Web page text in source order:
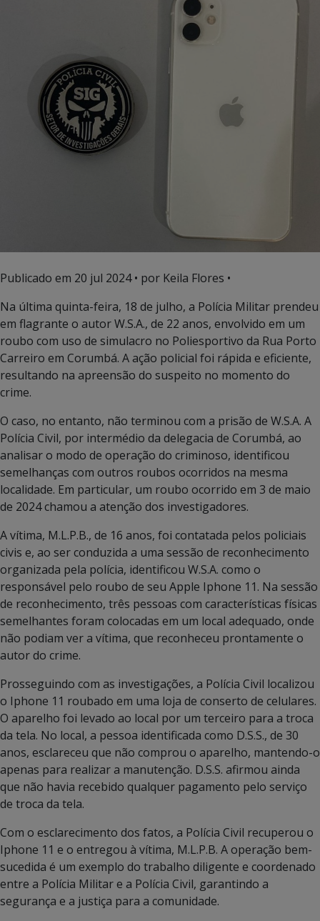
Publicado em 20 jul 2024• por Keila Flores •
Na última quinta-feira, 18 de julho, a Polícia Militar prendeu
em flagrante o autor W.S.A., de 22 anos, envolvido em um
roubo com uso de simulacro no Poliesportivo da Rua Porto
Carreiro em Corumbá. A ação policial foi rápida e eficiente,
resultando na apreensão do suspeito no momento do
crime.
O caso, no entanto, não terminou com a prisão de W.S.A. A
Polícia Civil, por intermédio da delegacia de Corumbá, ao
analisar o modo de operação do criminoso, identificou
semelhanças com outros roubos ocorridos na mesma
localidade. Em particular, um roubo ocorrido em 3 de maio
de 2024 chamou a atenção dos investigadores.
A vítima, M.L.P.B., de 16 anos, foi contatada pelos policiais
civis e, ao ser conduzida a uma sessão de reconhecimento
organizada pela polícia, identificou W.S.A. como o
responsável pelo roubo de seu Apple Iphone 11. Na sessão
de reconhecimento, três pessoas com características físicas
semelhantes foram colocadas em um local adequado, onde
não podiam ver a vítima, que reconheceu prontamente o
autor do crime.
Prosseguindo com as investigações, a Polícia Civil localizou
o Iphone 11 roubado em uma loja de conserto de celulares.
O aparelho foi levado ao local por um terceiro para a troca
da tela. No local, a pessoa identificada como D.S.S., de 30
anos, esclareceu que não comprou o aparelho, mantendo-o
apenas para realizar a manutenção. D.S.S. afirmou ainda
que não havia recebido qualquer pagamento pelo serviço
de troca da tela.
Com o esclarecimento dos fatos, a Polícia Civil recuperou o
Iphone 11 e o entregou à vítima, M.L.P.B. A operação bem-
sucedida é um exemplo do trabalho diligente e coordenado
entre a Polícia Militar e a Polícia Civil, garantindo a
segurança e a justiça para a comunidade.